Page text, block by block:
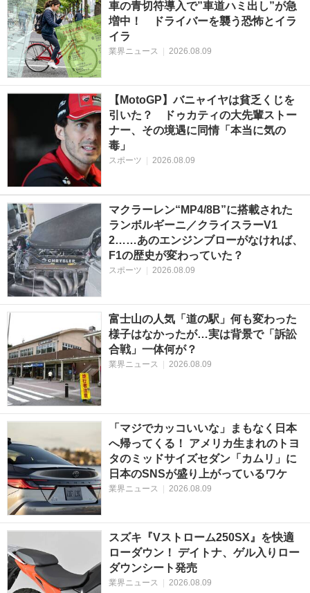
車の青切符導入で”車道ハミ出し”が急
増中！ ドライバーを襲う恐怖とイラ
イラ
業界ニュース 2026.08.09
【MotoGP】バニャイヤは貧乏くじを
引いた？ ドゥカティの大先輩ストー
ナー、その境遇に同情「本当に気の
毒」
スポーツ 2026.08.09
マクラーレン“MP4/8B”に搭載された
ランボルギーニ／クライスラーV1
2……あのエンジンブローがなければ、
F1の歴史が変わっていた？
スポーツ 2026.08.09
富士山の人気「道の駅」何も変わった
様子はなかったが…実は背景で「訴訟
合戦」一体何が？
業界ニュース 2026.08.09
「マジでカッコいいな」まもなく日本
へ帰ってくる！ アメリカ生まれのトヨ
タのミッドサイズセダン「カムリ」に
日本のSNSが盛り上がっているワケ
業界ニュース 2026.08.09
スズキ『Vストローム250SX』を快適
ローダウン！ デイトナ、ゲル入りロー
ダウンシート発売
業界ニュース 2026.08.09